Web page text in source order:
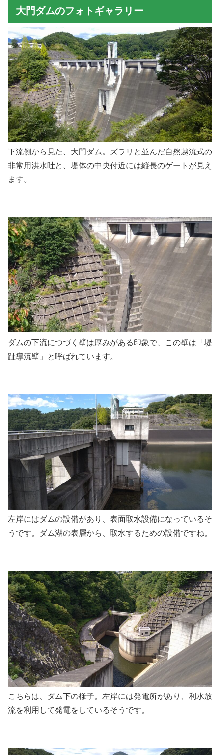
大門ダムのフォトギャラリー
下流側から見た、大門ダム。ズラリと並んだ自然越流式の
非常用洪水吐と、堤体の中央付近には縦長のゲートが見え
ます。
ダムの下流につづく壁は厚みがある印象で、この壁は「堤
趾導流壁」と呼ばれています。
左岸にはダムの設備があり、表面取水設備になっているそ
うです。ダム湖の表層から、取水するための設備ですね。
こちらは、ダム下の様子。左岸には発電所があり、利水放
流を利用して発電をしているそうです。